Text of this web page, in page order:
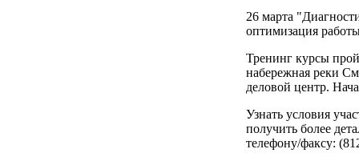
26 марта
оптимизация
Тренинг курсы
набережная реки
деловой центр.
Узнать условия
получить более
телефону/факсу: